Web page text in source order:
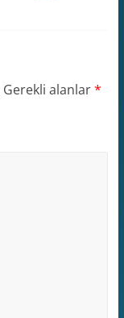
Gerekli alanlar*